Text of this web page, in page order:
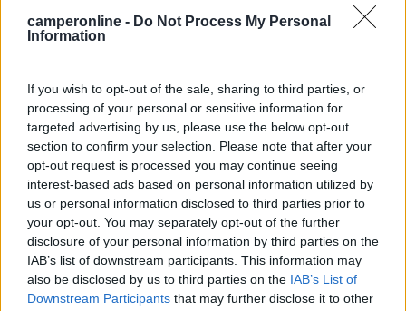
camperonline - Do Not Process My Personal
Information
If you wish to opt-out of the sale, sharing to third parties, or
processing of your personal or sensitive information for
targeted advertising by us, please use the below opt-out
section to confirm your selection. Please note that after your
opt-out request is processed you may continue seeing
interest-based ads based on personal information utilized by
us or personal information disclosed to third parties prior to
your opt-out. You may separately opt-out of the further
disclosure of your personal information by third parties on the
IAB’s list of downstream participants. This information may
also be disclosed by us to third parties on the IAB’s List of
Downstream Participants that may further disclose it to other
8 8
Parcheggio diurno, non consentita la sosta notturna,
ness...
Fogliano Redipuglia (GO) - 14.2km